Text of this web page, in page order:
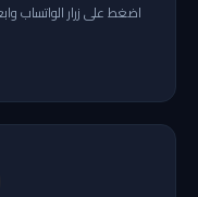
اضغط على زرار الواتساب